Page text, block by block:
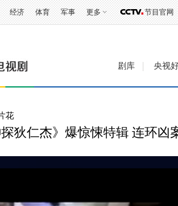
经济 体育 军事 更多 节目官网
剧库 央视
花
狄仁杰》爆惊悚特辑 连环凶